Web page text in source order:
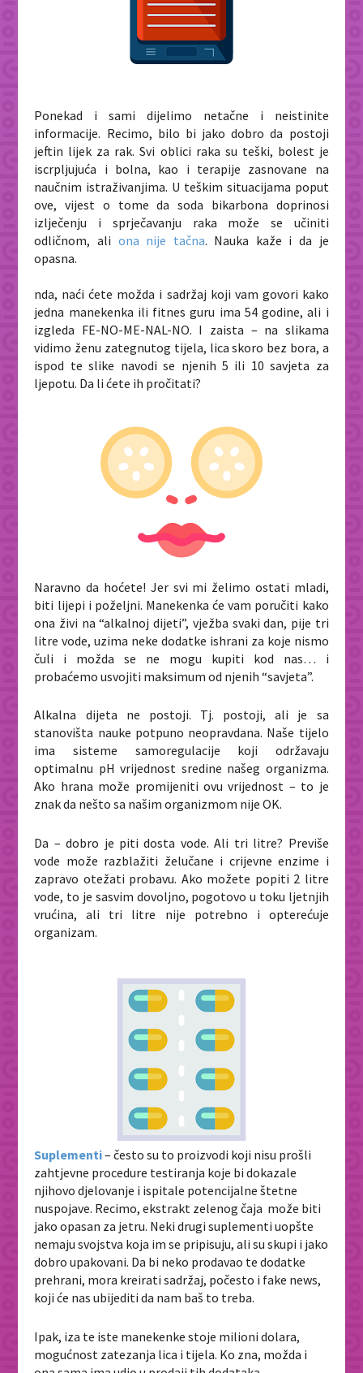
Ponekad i sami dijelimo netačne i neistinite
informacije. Recimo, bilo bi jako dobro da postoji
jeftin lijek za rak. Svi oblici raka su teški, bolest je
iscrpljujuća i bolna, kao i terapije zasnovane na
naučnim istraživanjima. U teškim situacijama poput
ove, vijest o tome da soda bikarbona doprinosi
izlječenju i sprječavanju raka može se učiniti
odličnom, ali ona nije tačna. Nauka kaže i da je
opasna.
nda, naći ćete možda i sadržaj koji vam govori kako
jedna manekenka ili fitnes guru ima 54 godine, ali i
izgleda FE-NO-ME-NAL-NO. I zaista – na slikama
vidimo ženu zategnutog tijela, lica skoro bez bora, a
ispod te slike navodi se njenih 5 ili 10 savjeta za
ljepotu. Da li ćete ih pročitati?
Naravno da hoćete! Jer svi mi želimo ostati mladi,
biti lijepi i poželjni. Manekenka će vam poručiti kako
ona živi na “alkalnoj dijeti”, vježba svaki dan, pije tri
litre vode, uzima neke dodatke ishrani za koje nismo
čuli i možda se ne mogu kupiti kod nas… i
probaćemo usvojiti maksimum od njenih “savjeta”.
Alkalna dijeta ne postoji. Tj. postoji, ali je sa
stanovišta nauke potpuno neopravdana. Naše tijelo
ima sisteme samoregulacije koji održavaju
optimalnu pH vrijednost sredine našeg organizma.
Ako hrana može promijeniti ovu vrijednost – to je
znak da nešto sa našim organizmom nije OK.
Da – dobro je piti dosta vode. Ali tri litre? Previše
vode može razblažiti želučane i crijevne enzime i
zapravo otežati probavu. Ako možete popiti 2 litre
vode, to je sasvim dovoljno, pogotovo u toku ljetnjih
vrućina, ali tri litre nije potrebno i opterećuje
organizam.
Suplementi– često su to proizvodi koji nisu prošli
zahtjevne procedure testiranja koje bi dokazale
njihovo djelovanje i ispitale potencijalne štetne
nuspojave. Recimo, ekstrakt zelenog čaja može biti
jako opasan za jetru. Neki drugi suplementi uopšte
nemaju svojstva koja im se pripisuju, ali su skupi i jako
dobro upakovani. Da bi neko prodavao te dodatke
prehrani, mora kreirati sadržaj, počesto i fake news,
koji će nas ubijediti da nam baš to treba.
Ipak, iza te iste manekenke stoje milioni dolara,
mogućnost zatezanja lica i tijela. Ko zna, možda i